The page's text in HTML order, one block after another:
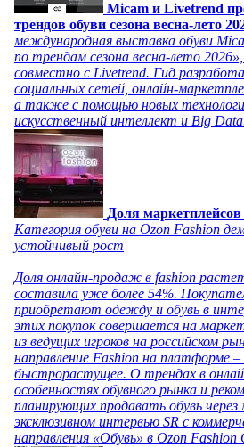
Micam и Livetrend
трендов обуви сезона весна-лето
международная выставка обуви
по трендам сезона весна-лето
совместно с Livetrend. Гид
социальных сетей, онлайн-
а также с помощью новых
искусственный интеллект и Big
Доля маркетплейсов
Категория обуви на Ozon Fashion
устойчивый рост
Доля онлайн-продаж в fashion
составила уже более 54%.
приобретают одежду и обувь в
этих покупок совершается на
из ведущих игроков на российском
направление Fashion на платформе –
быстрорастущее. О трендах в
особенностях обувного рынка и
планирующих продавать обувь через
эксклюзивном интервью SR с
направления «Обувь» в Ozon Fashion